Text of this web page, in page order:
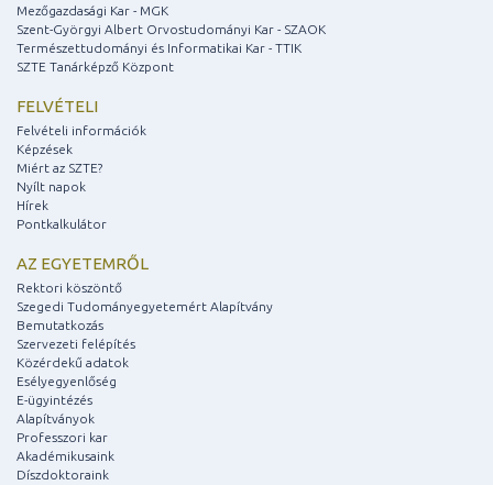
Mezőgazdasági Kar - MGK
Szent-Györgyi Albert Orvostudományi Kar - SZAOK
Természettudományi és Informatikai Kar - TTIK
SZTE Tanárképző Központ
FELVÉTELI
Felvételi információk
Képzések
Miért az SZTE?
Nyílt napok
Hírek
Pontkalkulátor
AZ EGYETEMRŐL
Rektori köszöntő
Szegedi Tudományegyetemért Alapítvány
Bemutatkozás
Szervezeti felépítés
Közérdekű adatok
Esélyegyenlőség
E-ügyintézés
Alapítványok
Professzori kar
Akadémikusaink
Díszdoktoraink